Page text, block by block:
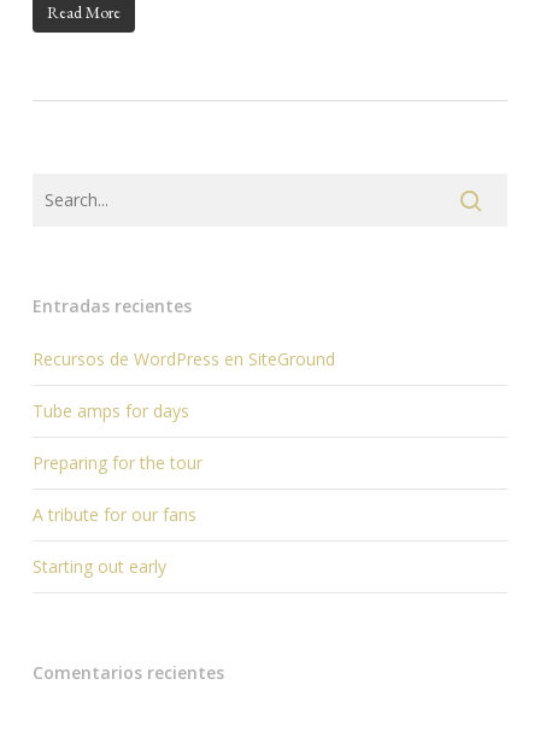
Read More
Entradas recientes
Recursos de WordPress en SiteGround
Tube amps for days
Preparing for the tour
A tribute for our fans
Starting out early
Comentarios recientes